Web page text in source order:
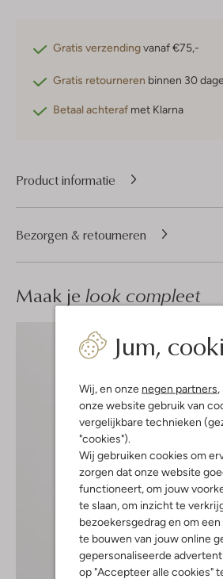
Jum,
Wij, en onze negen partners
onze website gebruik van
vergelijkbare technieken
"cookies").
Wij gebruiken cookies om
zorgen dat onze website
functioneert, om jouw
te slaan, om inzicht te
bezoekersgedrag en om
te bouwen van jouw online
gepersonaliseerde
op "Accepteer alle cookies"
Gratis verzendingvanaf €75,-
Gratis retourneren binnen 30
Betaal achteraf met Klarna
Product informatie
Bezorgen & retourneren
Maak je look compleet